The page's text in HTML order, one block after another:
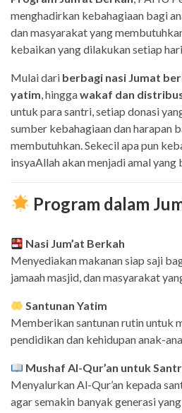
menghadirkan kebahagiaan bagi
dan masyarakat yang
kebaikan yang dilakukan setiap
Mulai dari berbagi nasi Jumat
yatim, hinggawakaf dan
untuk para santri, setiap donasi
sumber kebahagiaan dan harapan
membutuhkan. Sekecil apa pun
insyaAllah akan menjadi amal yang
Program dalam
Nasi Jum’at Berkah
Menyediakan makanan siap saji
jamaah masjid, dan masyarakat
Santunan Yatim
Memberikan santunan rutin untuk
pendidikan dan kehidupan anak-
Mushaf Al-Qur’an untuk
Menyalurkan Al-Qur’an kepada
agar semakin banyak generasi